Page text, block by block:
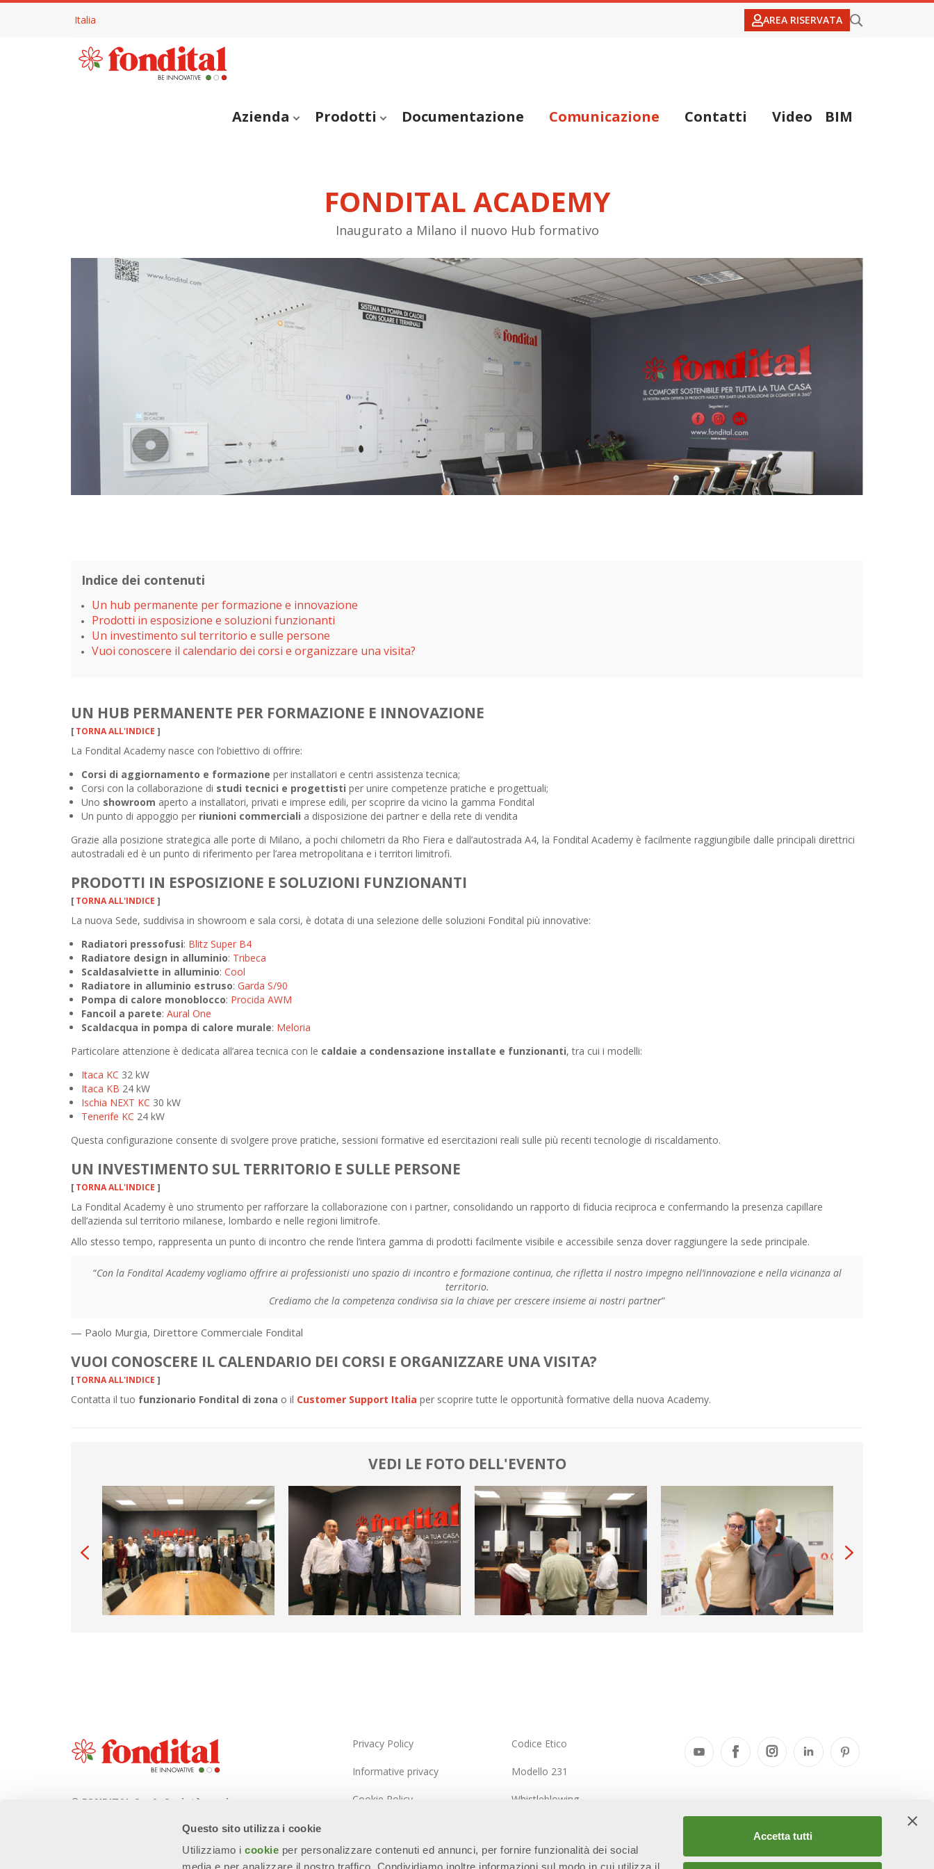
Questo sito utilizza i cookie
Utilizziamo icookie per personalizzare contenuti ed annunci, per fornire funzionalità dei social
Accetta tutti
Italia AREA RISERVATA
Azienda Prodotti Documentazione Comunicazione Contatti Video BIM
FONDITAL ACADEMY
Inaugurato a Milano il nuovo Hub formativo
Indice dei contenuti
Un hub permanente per formazione e innovazione
Prodotti in esposizione e soluzioni funzionanti
Un investimento sul territorio e sulle persone
Vuoi conoscere il calendario dei corsi e organizzare una visita?
UN HUB PERMANENTE PER FORMAZIONE E INNOVAZIONE
[ TORNA ALL'INDICE ]
La Fondital Academy nasce con l’obiettivo di offrire:
Corsi di aggiornamento e formazione per installatori e centri assistenza tecnica;
Corsi con la collaborazione di studi tecnici e progettisti per unire competenze pratiche e progettuali;
Uno showroom aperto a installatori, privati e imprese edili, per scoprire da vicino la gamma Fondital
Un punto di appoggio per riunioni commerciali a disposizione dei partner e della rete di vendita
Grazie alla posizione strategica alle porte di Milano, a pochi chilometri da Rho Fiera e dall’autostrada A4, la Fondital Academy è facilmente raggiungibile dalle principali direttrici
autostradali ed è un punto di riferimento per l’area metropolitana e i territori limitrofi.
PRODOTTI IN ESPOSIZIONE E SOLUZIONI FUNZIONANTI
[ TORNA ALL'INDICE ]
La nuova Sede, suddivisa in showroom e sala corsi, è dotata di una selezione delle soluzioni Fondital più innovative:
Radiatori pressofusi: Blitz Super B4
Radiatore design in alluminio: Tribeca
Scaldasalviette in alluminio: Cool
Radiatore in alluminio estruso: Garda S/90
Pompa di calore monoblocco: Procida AWM
Fancoil a parete: Aural One
Scaldacqua in pompa di calore murale: Meloria
Particolare attenzione è dedicata all’area tecnica con le caldaie a condensazione installate e funzionanti, tra cui i modelli:
Itaca KC 32 kW
Itaca KB 24 kW
Ischia NEXT KC 30 kW
Tenerife KC 24 kW
Questa configurazione consente di svolgere prove pratiche, sessioni formative ed esercitazioni reali sulle più recenti tecnologie di riscaldamento.
UN INVESTIMENTO SUL TERRITORIO E SULLE PERSONE
[ TORNA ALL'INDICE ]
La Fondital Academy è uno strumento per rafforzare la collaborazione con i partner, consolidando un rapporto di fiducia reciproca e confermando la presenza capillare
dell’azienda sul territorio milanese, lombardo e nelle regioni limitrofe.
Allo stesso tempo, rappresenta un punto di incontro che rende l’intera gamma di prodotti facilmente visibile e accessibile senza dover raggiungere la sede principale.
“Con la Fondital Academy vogliamo offrire ai professionisti uno spazio di incontro e formazione continua, che rifletta il nostro impegno nell’innovazione e nella vicinanza al
territorio.
Crediamo che la competenza condivisa sia la chiave per crescere insieme ai nostri partner”
— Paolo Murgia, Direttore Commerciale Fondital
VUOI CONOSCERE IL CALENDARIO DEI CORSI E ORGANIZZARE UNA VISITA?
[ TORNA ALL'INDICE ]
Contatta il tuo funzionario Fondital di zona o il Customer Support Italia per scoprire tutte le opportunità formative della nuova Academy.
VEDI LE FOTO DELL'EVENTO
© FONDITAL S.p.A. Società a unico
Sede Legale e Amministrativa
Via Cerreto, 40 - 25079 VOBARNO
Privacy Policy
Informative privacy
Cookie Policy
Mappa del Sito
Codice Etico
Modello 231
Whistleblowing